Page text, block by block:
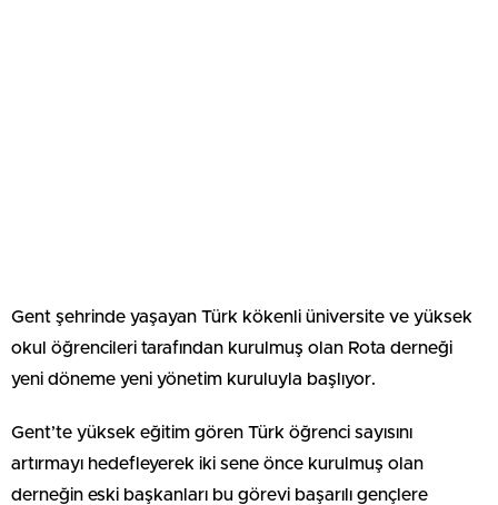
Gent şehrinde yaşayan Türk kökenli üniversite ve yüksek
okul öğrencileri tarafından kurulmuş olan Rota derneği
yeni döneme yeni yönetim kuruluyla başlıyor.
Gent’te yüksek eğitim gören Türk öğrenci sayısını
artırmayı hedefleyerek iki sene önce kurulmuş olan
derneğin eski başkanları bu görevi başarılı gençlere